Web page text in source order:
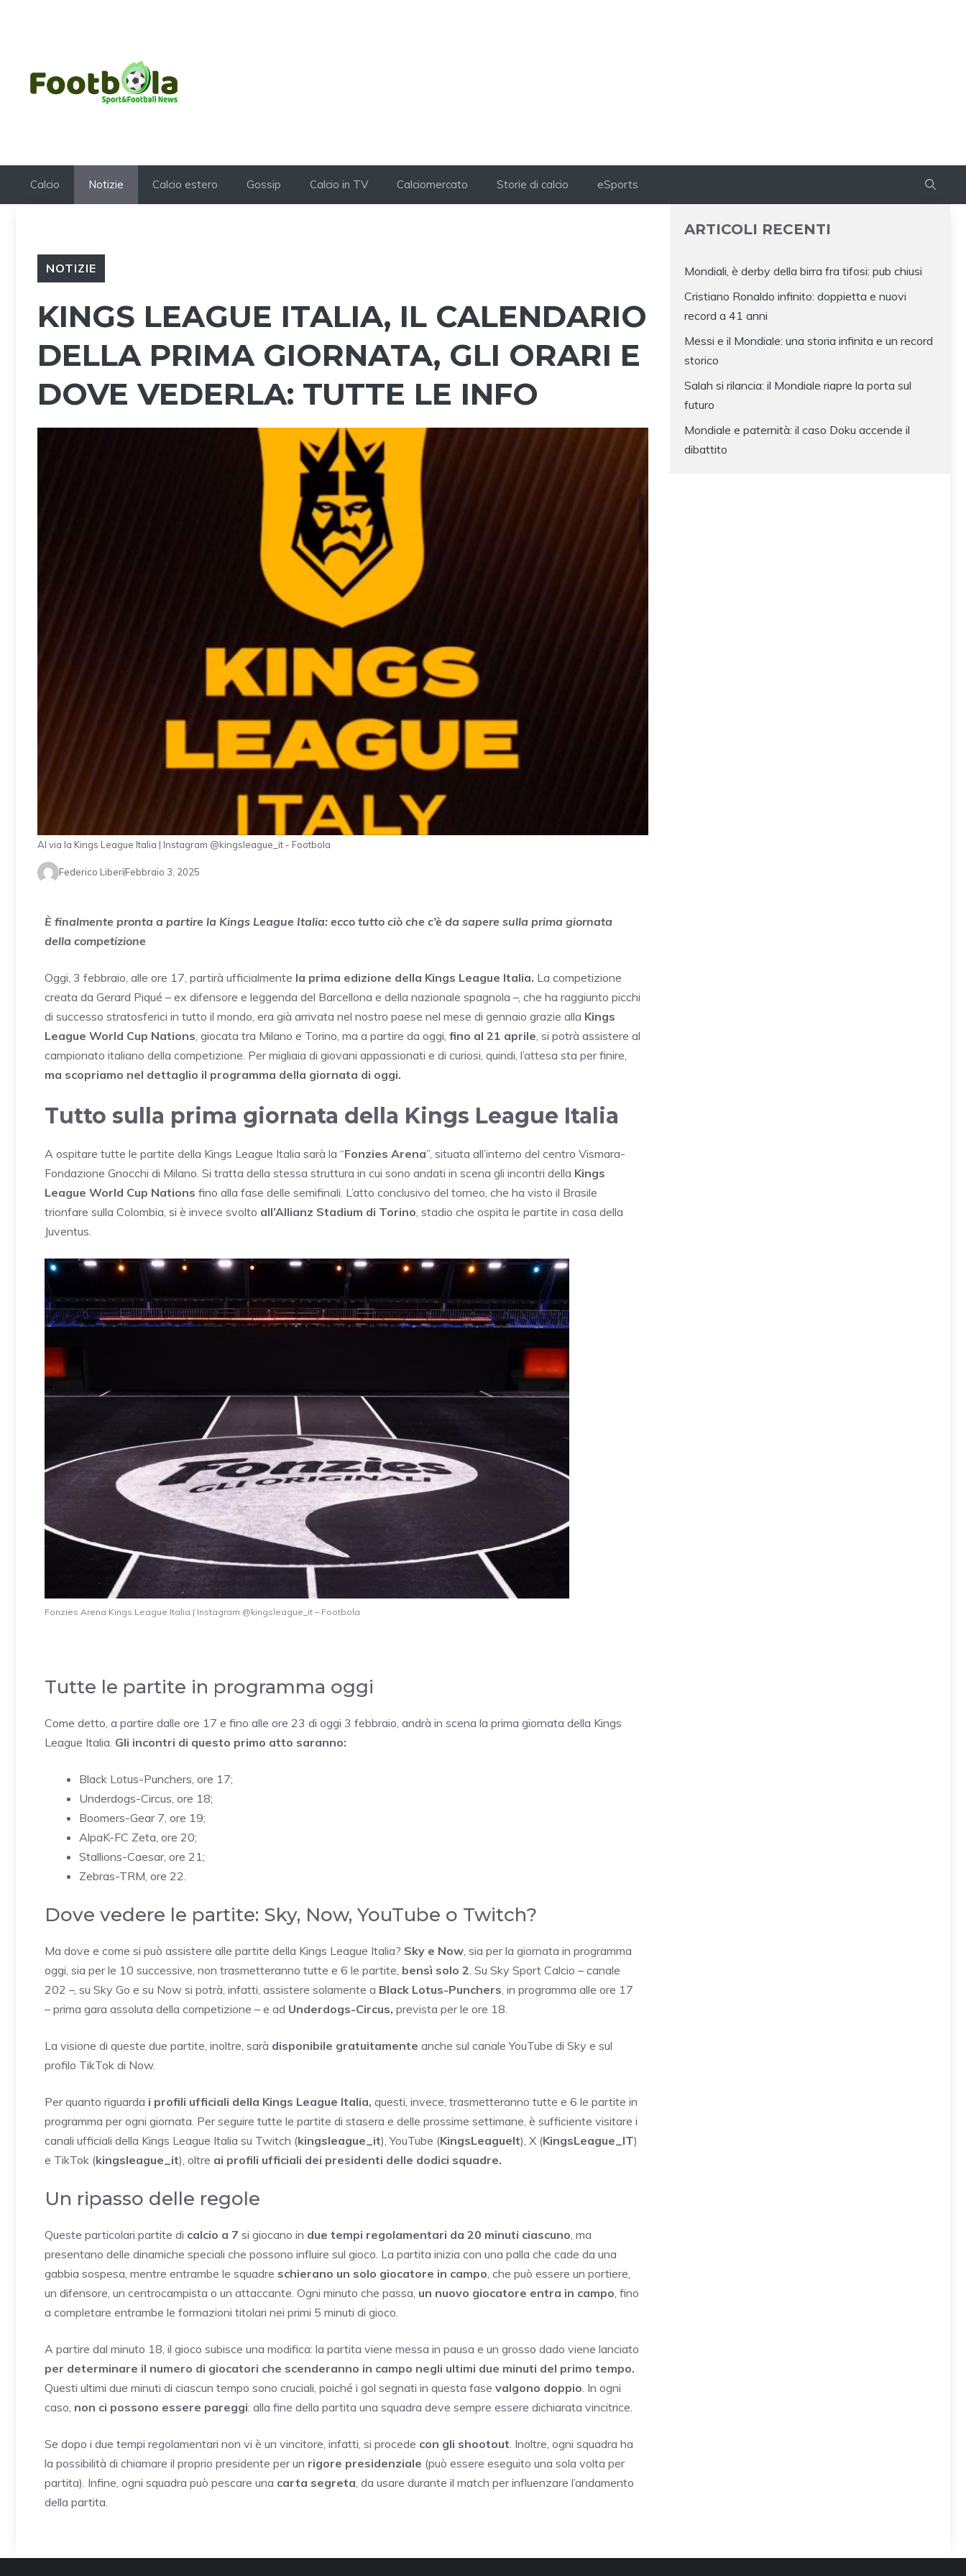
Calcio Notizie Calcio estero Gossip Calcio in TV Calciomercato Storie di calcio eSports
NOTIZIE
KINGS LEAGUE ITALIA, IL CALENDARIO
DELLA PRIMA GIORNATA, GLI ORARI E
DOVE VEDERLA: TUTTE LE INFO
Al via la Kings League Italia | Instagram @kingsleague_it - Footbola
Federico LiberiFebbraio 3, 2025
È finalmente pronta a partire la Kings League Italia: ecco tutto ciò che c’è da sapere sulla prima giornata
della competizione
Oggi, 3 febbraio, alle ore 17, partirà ufficialmente la prima edizione della Kings League Italia. La competizione
creata da Gerard Piqué – ex difensore e leggenda del Barcellona e della nazionale spagnola –, che ha raggiunto picchi
di successo stratosferici in tutto il mondo, era già arrivata nel nostro paese nel mese di gennaio grazie alla Kings
League World Cup Nations , giocata tra Milano e Torino, ma a partire da oggi, fino al 21 aprile , si potrà assistere al
campionato italiano della competizione. Per migliaia di giovani appassionati e di curiosi, quindi, l’attesa sta per finire,
ma scopriamo nel dettaglio il programma della giornata di oggi.
Tutto sulla prima giornata della Kings League Italia
A ospitare tutte le partite della Kings League Italia sarà la “Fonzies Arena”, situata all’interno del centro Vismara-
Fondazione Gnocchi di Milano. Si tratta della stessa struttura in cui sono andati in scena gli incontri della Kings
League World Cup Nations fino alla fase delle semifinali. L’atto conclusivo del torneo, che ha visto il Brasile
trionfare sulla Colombia, si è invece svolto all’Allianz Stadium di Torino , stadio che ospita le partite in casa della
Juventus.
Fonzies Arena Kings League Italia | Instagram @kingsleague_it – Footbola
Tutte le partite in programma oggi
Come detto, a partire dalle ore 17 e fino alle ore 23 di oggi 3 febbraio, andrà in scena la prima giornata della Kings
League Italia. Gli incontri di questo primo atto saranno:
Black Lotus-Punchers, ore 17;
Underdogs-Circus, ore 18;
Boomers-Gear 7, ore 19;
AlpaK-FC Zeta, ore 20;
Stallions-Caesar, ore 21;
Zebras-TRM, ore 22.
Dove vedere le partite: Sky, Now, YouTube o Twitch?
Ma dove e come si può assistere alle partite della Kings League Italia? Sky e Now, sia per la giornata in programma
oggi, sia per le 10 successive, non trasmetteranno tutte e 6 le partite, bensì solo 2. Su Sky Sport Calcio – canale
202 –, su Sky Go e su Now si potrà, infatti, assistere solamente a Black Lotus-Punchers, in programma alle ore 17
– prima gara assoluta della competizione – e ad Underdogs-Circus, prevista per le ore 18.
La visione di queste due partite, inoltre, sarà disponibile gratuitamente anche sul canale YouTube di Sky e sul
profilo TikTok di Now.
Per quanto riguarda i profili ufficiali della Kings League Italia, questi, invece, trasmetteranno tutte e 6 le partite in
programma per ogni giornata. Per seguire tutte le partite di stasera e delle prossime settimane, è sufficiente visitare i
canali ufficiali della Kings League Italia su Twitch (kingsleague_it), YouTube (KingsLeagueIt), X (KingsLeague_IT)
e TikTok (kingsleague_it), oltre ai profili ufficiali dei presidenti delle dodici squadre.
Un ripasso delle regole
Queste particolari partite di calcio a 7 si giocano in due tempi regolamentari da 20 minuti ciascuno, ma
presentano delle dinamiche speciali che possono influire sul gioco. La partita inizia con una palla che cade da una
gabbia sospesa, mentre entrambe le squadre schierano un solo giocatore in campo, che può essere un portiere,
un difensore, un centrocampista o un attaccante. Ogni minuto che passa, un nuovo giocatore entra in campo, fino
a completare entrambe le formazioni titolari nei primi 5 minuti di gioco.
A partire dal minuto 18, il gioco subisce una modifica: la partita viene messa in pausa e un grosso dado viene lanciato
per determinare il numero di giocatori che scenderanno in campo negli ultimi due minuti del primo tempo.
Questi ultimi due minuti di ciascun tempo sono cruciali, poiché i gol segnati in questa fase valgono doppio. In ogni
caso, non ci possono essere pareggi: alla fine della partita una squadra deve sempre essere dichiarata vincitrice.
Se dopo i due tempi regolamentari non vi è un vincitore, infatti, si procede con gli shootout. Inoltre, ogni squadra ha
la possibilità di chiamare il proprio presidente per un rigore presidenziale (può essere eseguito una sola volta per
partita). Infine, ogni squadra può pescare una carta segreta, da usare durante il match per influenzare l’andamento
della partita.
ARTICOLI RECENTI
Mondiali, è derby della birra fra tifosi: pub chiusi
Cristiano Ronaldo infinito: doppietta e nuovi
record a 41 anni
Messi e il Mondiale: una storia infinita e un record
storico
Salah si rilancia: il Mondiale riapre la porta sul
futuro
Mondiale e paternità: il caso Doku accende il
dibattito